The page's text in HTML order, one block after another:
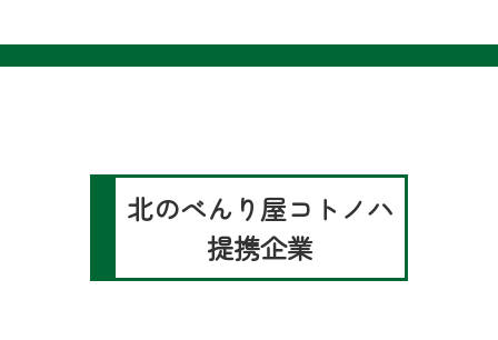
北のべんり屋コトノハ
提携企業